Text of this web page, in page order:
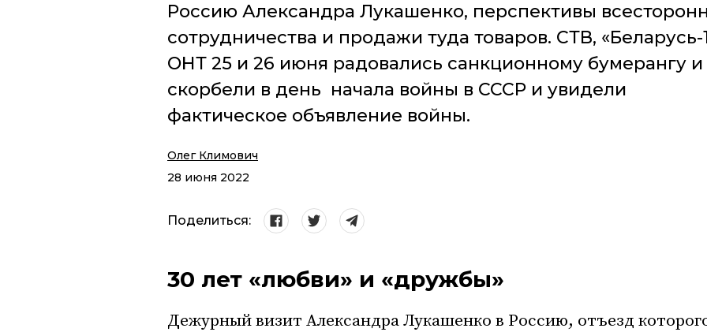
Россию Александра Лукашенко, перспективы
сотрудничества и продажи туда товаров. СТВ, «Беларусь-
ОНТ 25 и 26 июня радовались санкционному бумерангу и
скорбели в день начала войны в СССР и увидели
фактическое объявление войны.
Олег Климович
28 июня 2022
Поделиться:
30 лет «любви» и «дружбы»
Дежурный визит Александра Лукашенко в Россию, отъезд